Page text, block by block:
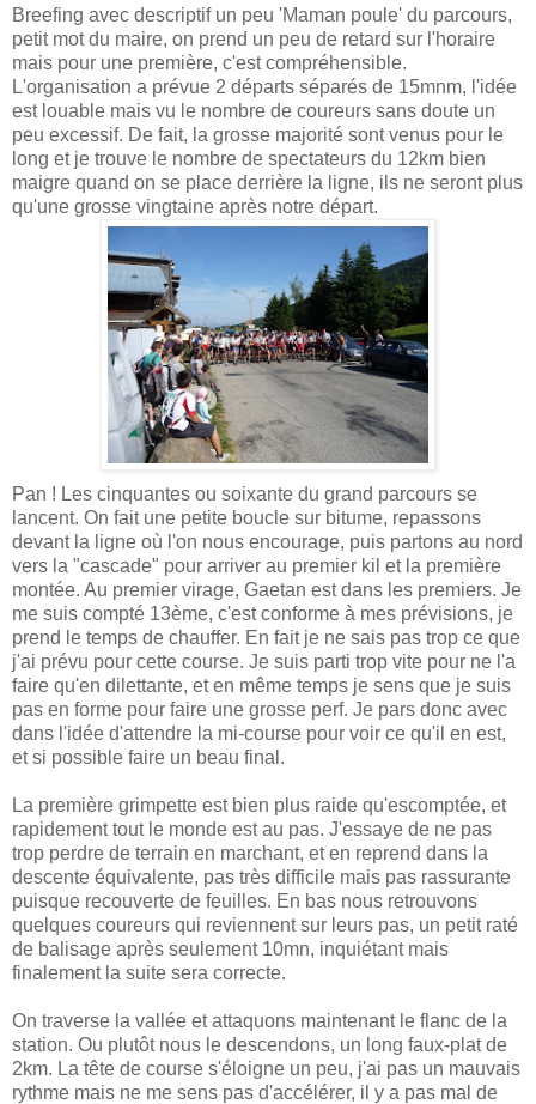
Breefing avec descriptif un peu 'Maman poule' du parcours,
petit mot du maire, on prend un peu de retard sur l'horaire
mais pour une première, c'est compréhensible.
L'organisation a prévue 2 départs séparés de 15mnm, l'idée
est louable mais vu le nombre de coureurs sans doute un
peu excessif. De fait, la grosse majorité sont venus pour le
long et je trouve le nombre de spectateurs du 12km bien
maigre quand on se place derrière la ligne, ils ne seront plus
qu'une grosse vingtaine après notre départ.
Pan ! Les cinquantes ou soixante du grand parcours se
lancent. On fait une petite boucle sur bitume, repassons
devant la ligne où l'on nous encourage, puis partons au nord
vers la "cascade" pour arriver au premier kil et la première
montée. Au premier virage, Gaetan est dans les premiers. Je
me suis compté 13ème, c'est conforme à mes prévisions, je
prend le temps de chauffer. En fait je ne sais pas trop ce que
j'ai prévu pour cette course. Je suis parti trop vite pour ne l'a
faire qu'en dilettante, et en même temps je sens que je suis
pas en forme pour faire une grosse perf. Je pars donc avec
dans l'idée d'attendre la mi-course pour voir ce qu'il en est,
et si possible faire un beau final.
La première grimpette est bien plus raide qu'escomptée, et
rapidement tout le monde est au pas. J'essaye de ne pas
trop perdre de terrain en marchant, et en reprend dans la
descente équivalente, pas très difficile mais pas rassurante
puisque recouverte de feuilles. En bas nous retrouvons
quelques coureurs qui reviennent sur leurs pas, un petit raté
de balisage après seulement 10mn, inquiétant mais
finalement la suite sera correcte.
On traverse la vallée et attaquons maintenant le flanc de la
station. Ou plutôt nous le descendons, un long faux-plat de
2km. La tête de course s'éloigne un peu, j'ai pas un mauvais
rythme mais ne me sens pas d'accélérer, il y a pas mal de